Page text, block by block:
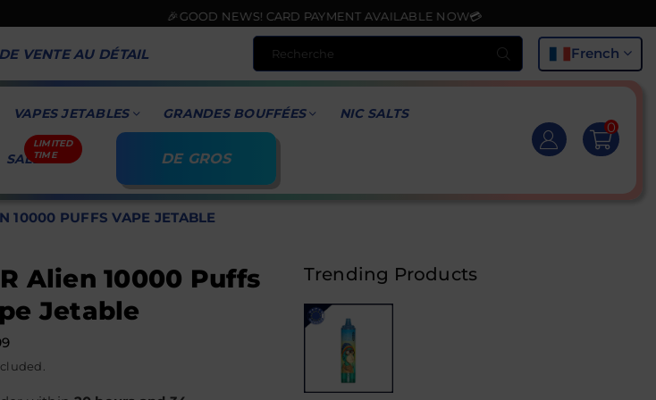
🎉GOOD NEWS! CARD PAYMENT AVAILABLE NOW💳
VENTE AU DÉTAIL RechercheFrench
VAPES JETABLES GRANDES BOUFFÉES NIC SALTS
SALE DE GROS
0
10000 PUFFS VAPE JETABLE
Alien 10000 Puffs
Jetable
Trending Products